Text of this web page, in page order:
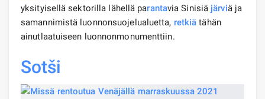
yksityisellä sektorilla lähellä parantavia Sinisiä järviä ja
samannimistä luonnonsuojelualuetta, retkiä tähän
ainutlaatuiseen luonnonmonumenttiin.
Sotši